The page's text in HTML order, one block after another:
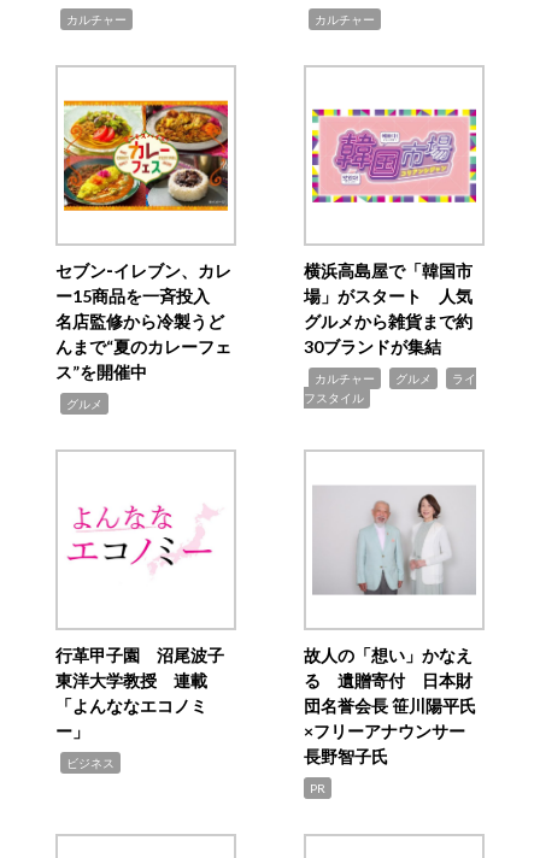
カルチャー カルチャー
セブン‐イレブン、カレ
ー15商品を一斉投入
名店監修から冷製うど
んまで“夏のカレーフェ
ス”を開催中
グルメ
横浜高島屋で「韓国市
場」がスタート 人気
グルメから雑貨まで約
30ブランドが集結
カルチャー グルメ
ライ
フスタイル
行革甲子園 沼尾波子
東洋大学教授 連載
「よんななエコノミ
ー」
ビジネス
故人の「想い」かなえ
る 遺贈寄付 日本財
団名誉会長 笹川陽平氏
×フリーアナウンサー
長野智子氏
PR